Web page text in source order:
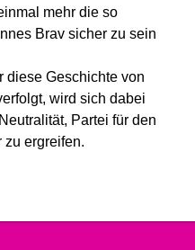
mehr die so
Brav sicher zu sein
diese Geschichte von
wird sich dabei
Partei für den
zu ergreifen.